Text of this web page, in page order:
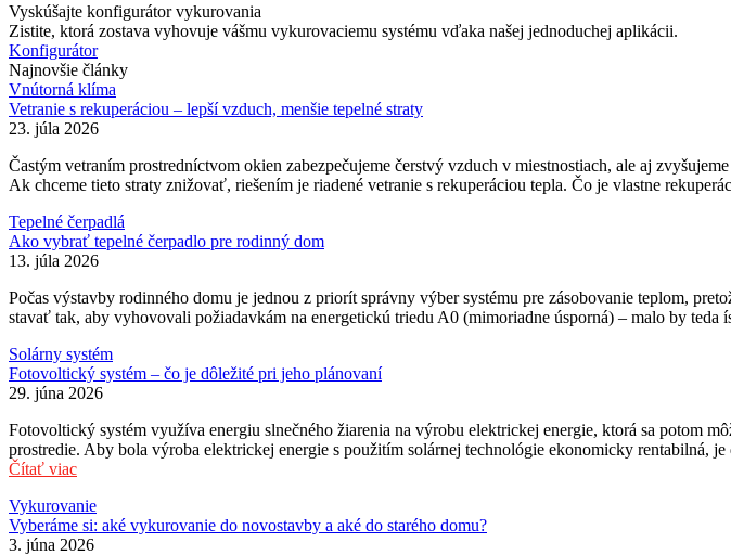
Vyskúšajte konfigurátor vykurovania
Zistite, ktorá zostava vyhovuje vášmu vykurovaciemu systému vďaka našej jednoduchej aplikácii.
Konfigurátor
Najnovšie články
Vnútorná klíma
Vetranie s rekuperáciou – lepší vzduch, menšie tepelné straty
23. júla 2026
Častým vetraním prostredníctvom okien zabezpečujeme čerstvý vzduch v miestnostiach, ale aj
Ak chceme tieto straty znižovať, riešením je riadené vetranie s rekuperáciou tepla. Čo je vlastne
Tepelné čerpadlá
Ako vybrať tepelné čerpadlo pre rodinný dom
13. júla 2026
Počas výstavby rodinného domu je jednou z priorít správny výber systému pre zásobovanie teplom,
stavať tak, aby vyhovovali požiadavkám na energetickú triedu A0 (mimoriadne úsporná) – malo by
Solárny systém
Fotovoltický systém – čo je dôležité pri jeho plánovaní
29. júna 2026
Fotovoltický systém využíva energiu slnečného žiarenia na výrobu elektrickej energie, ktorá sa potom
prostredie. Aby bola výroba elektrickej energie s použitím solárnej technológie ekonomicky
Čítať viac
Vykurovanie
Vyberáme si: aké vykurovanie do novostavby a aké do starého domu?
3. júna 2026